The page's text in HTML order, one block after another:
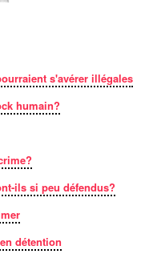
s'avérer illégales
humain?
ils si peu défendus?
détention